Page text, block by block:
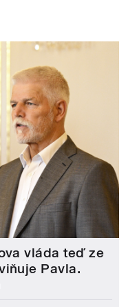
vláda teď ze
Pavla.